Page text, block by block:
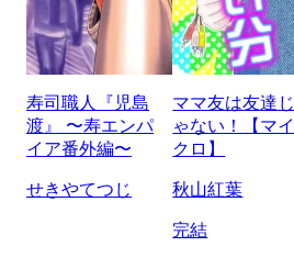
寿司職人『児島
渡』 〜寿エンパ
イア番外編〜
せきやてつじ
ママ友は友達じ
ゃない！【マイ
クロ】
秋山紅葉
完結